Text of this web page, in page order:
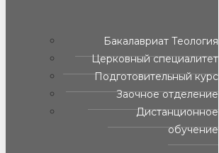
Бакалавриат Теология
Церковный специалитет
Подготовительный курс
Заочное отделение
Дистанционное
обучение